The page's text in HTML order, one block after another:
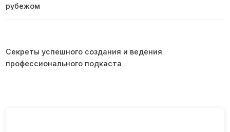
рубежом
Секреты успешного создания и ведения
профессионального подкаста